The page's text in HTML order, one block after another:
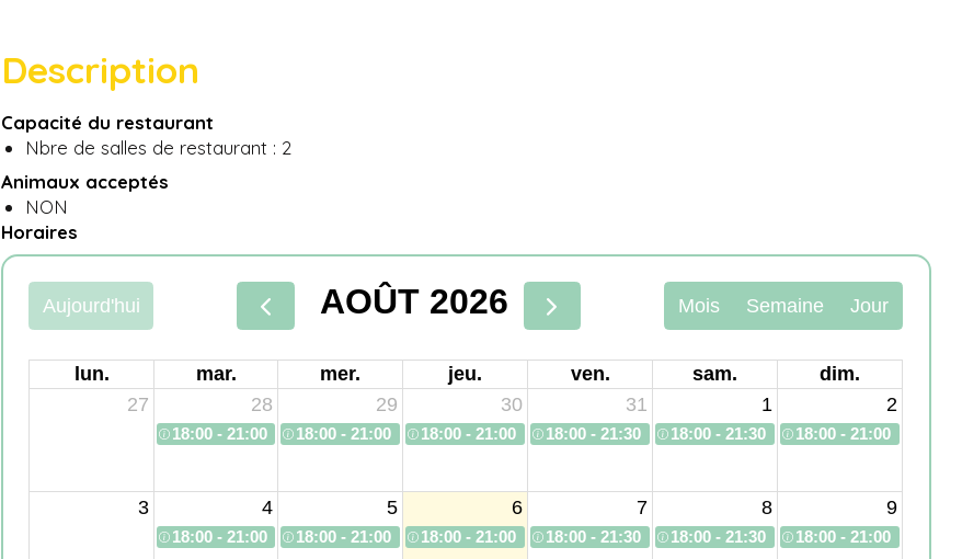
Description
Capacité du restaurant
Nbre de salles de restaurant : 2
Animaux acceptés
NON
Horaires